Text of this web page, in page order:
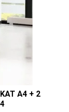
A4 + 2